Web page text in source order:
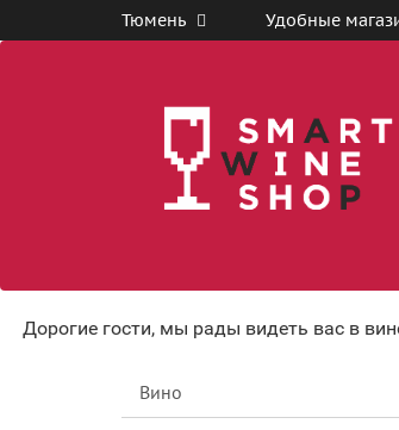
Тюмень Удобные
Дорогие гости, мы рады видеть вас в
Вино